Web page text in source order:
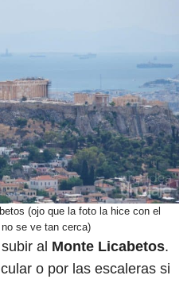
(ojo que la foto la hice con el
se ve tan cerca)
al Monte Licabetos.
o por las escaleras si